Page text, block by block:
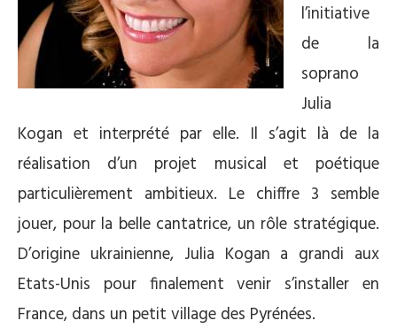
l’initiative
de la
soprano
Julia
Kogan et interprété par elle. Il s’agit là de la
réalisation d’un projet musical et poétique
particulièrement ambitieux. Le chiffre 3 semble
jouer, pour la belle cantatrice, un rôle stratégique.
D’origine ukrainienne, Julia Kogan a grandi aux
Etats-Unis pour finalement venir s’installer en
France, dans un petit village des Pyrénées.